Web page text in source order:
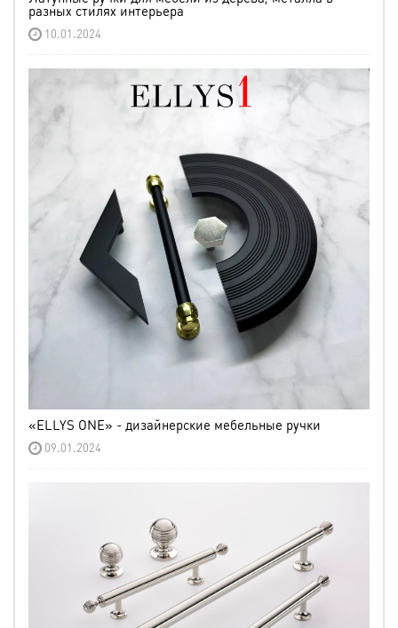
разных стилях интерьера
10.01.2024
«ELLYS ONE» - дизайнерские мебельные ручки
09.01.2024